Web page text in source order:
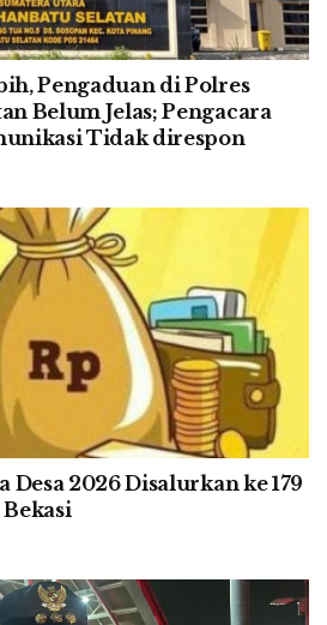
Pengaduan di Polres
Belum Jelas; Pengacara
Tidak direspon
Desa 2026 Disalurkan ke 179